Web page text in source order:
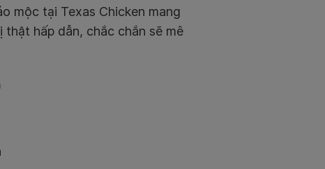
mộc tại Texas Chicken mang
hấp dẫn, chắc chắn sẽ mê